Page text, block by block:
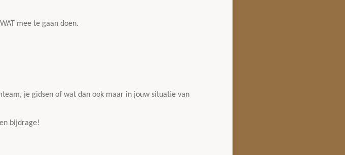
mee te gaan doen.
je gidsen of wat dan ook maar in jouw situatie van
bijdrage!